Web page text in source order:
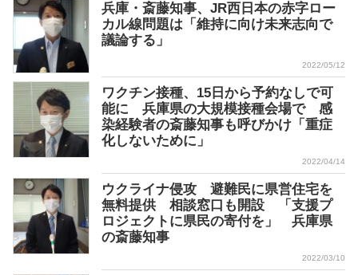
兵庫・斎藤知事、JR西日本の赤字ロー
カル線問題は「維持に向け未来志向で
議論する」
2022/05/12
ワクチン接種、15日から予約なしで可
能に 兵庫県の大規模接種会場で 感
染経験者の斎藤知事も呼びかけ「重症
化しないために」
2022/04/14
ウクライナ侵攻 避難民に県営住宅を
無料提供 相談窓口も開設 「支援プ
ロジェクトに県民の寄付を」 兵庫県
の斎藤知事
2022/03/10